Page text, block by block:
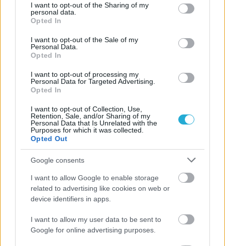
not limited to your visit or usage behaviour. You may click to
grant or deny consent to Google and its third-party tags to
use your data for below specified purposes in below Google
consent section.
I want to opt-out of the Sharing of my
personal data.
Opted In
I want to opt-out of the Sale of my
Personal Data.
Opted In
I want to opt-out of processing my
Personal Data for Targeted Advertising.
Opted In
I want to opt-out of Collection, Use,
Retention, Sale, and/or Sharing of my
Personal Data that Is Unrelated with the
Purposes for which it was collected.
Opted Out
Google consents
I want to allow Google to enable storage
related to advertising like cookies on web or
device identifiers in apps.
I want to allow my user data to be sent to
Google for online advertising purposes.
Aκολουθήστε μας
παντού…